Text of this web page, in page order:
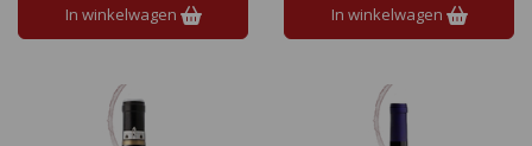
In winkelwagen In winkelwagen